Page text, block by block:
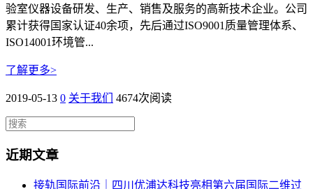
验室仪器设备研发、生产、销售及服务的高新技术企业。公司
累计获得国家认证40余项，先后通过ISO9001质量管理体系、
ISO14001环境管...
了解更多>
2019-05-13 0 关于我们 4674次阅读
近期文章
接轨国际前沿｜四川优浦达科技亮相第六届国际二维过